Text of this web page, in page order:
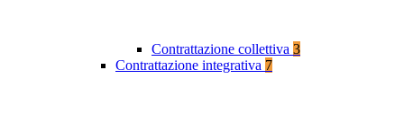
Contrattazione collettiva 3
Contrattazione integrativa 7